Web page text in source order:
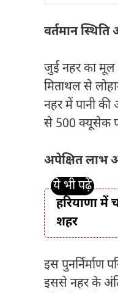
वर्तमान
जुई नहर का मूल
मिताथल से
नहर में पानी
से 500 क्यूसेक
अपेक्षित लाभ
हरियाणा में
शहर
इस
इससे नहर के